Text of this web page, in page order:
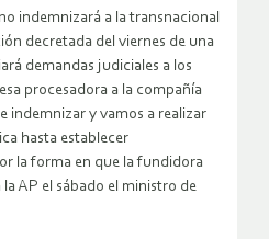
indemnizará a la transnacional
decretada del viernes de una
demandas judiciales a los
procesadora a la compañía
indemnizar y vamos a realizar
hasta establecer
la forma en que la fundidora
AP el sábado el ministro de